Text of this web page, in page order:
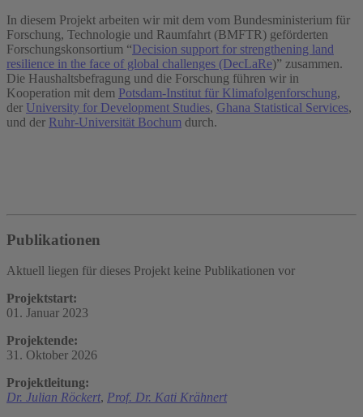
In diesem Projekt arbeiten wir mit dem vom Bundesministerium für
Forschung, Technologie und Raumfahrt (BMFTR) geförderten
Forschungskonsortium “Decision support for strengthening land
resilience in the face of global challenges (DecLaRe)” zusammen.
Die Haushaltsbefragung und die Forschung führen wir in
Kooperation mit dem Potsdam-Institut für Klimafolgenforschung,
der University for Development Studies, Ghana Statistical Services,
und der Ruhr-Universität Bochum durch.
Publikationen
Aktuell liegen für dieses Projekt keine Publikationen vor
Projektstart:
01. Januar 2023
Projektende:
31. Oktober 2026
Projektleitung:
Dr. Julian Röckert, Prof. Dr. Kati Krähnert